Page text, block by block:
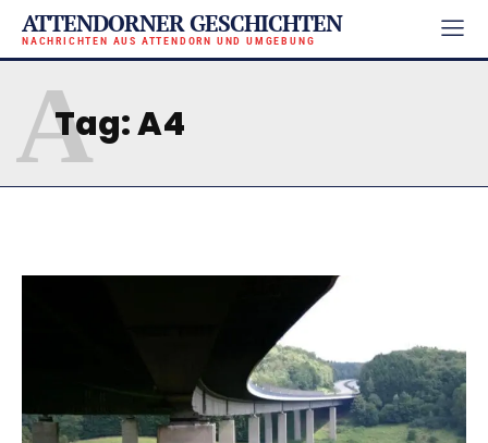
ATTENDORNER GESCHICHTEN
NACHRICHTEN AUS ATTENDORN UND UMGEBUNG
Tag:A4
A